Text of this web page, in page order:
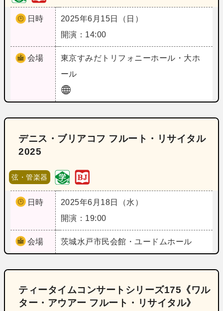
日時
2025年6月15日（日）
開演：14:00
会場 東京すみだトリフォニーホール・大ホ
ール
デニス・ブリアコフ フルート・リサイタル
2025
弦・管楽器
日時
2025年6月18日（水）
開演：19:00
会場 茨城水戸市民会館・ユードムホール
ティータイムコンサートシリーズ175《ワル
ター・アウアー フルート・リサイタル》